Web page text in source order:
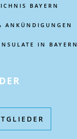
BAYERN
ANKÜNDIGUNGEN
IN BAYERN